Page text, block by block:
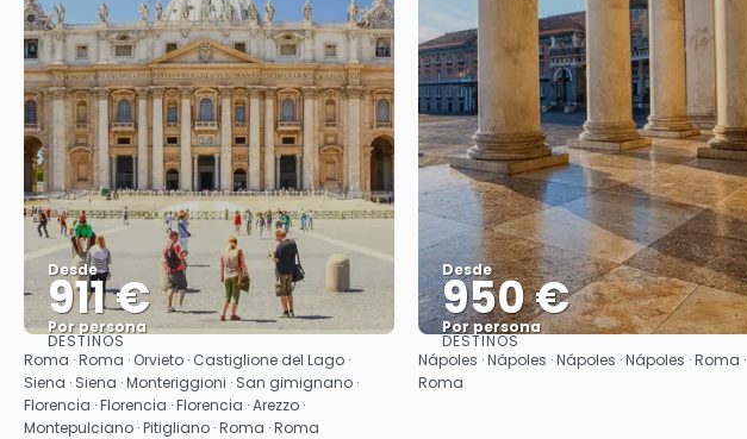
Desde
911 €
Por persona
Ver
DESTINOS
Roma · Roma · Orvieto · Castiglione del Lago ·
Siena · Siena · Monteriggioni · San gimignano ·
Florencia · Florencia · Florencia · Arezzo ·
Montepulciano · Pitigliano · Roma · Roma
Desde
950 €
Por persona
Ver
DESTINOS
Nápoles · Nápoles · Nápoles · Nápoles · Roma ·
Roma